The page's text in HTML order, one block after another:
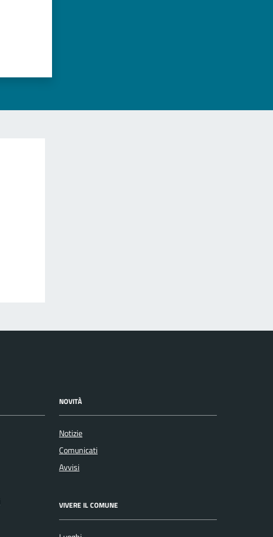
NOVITÀ
Notizie
Comunicati
Avvisi
VIVERE IL COMUNE